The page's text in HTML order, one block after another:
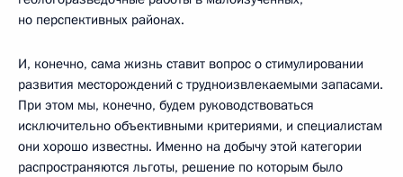
но перспективных районах.
И, конечно, сама жизнь ставит вопрос о стимулировании
развития месторождений с трудноизвлекаемыми запасами.
При этом мы, конечно, будем руководствоваться
исключительно объективными критериями, и специалистам
они хорошо известны. Именно на добычу этой категории
распространяются льготы, решение по которым было